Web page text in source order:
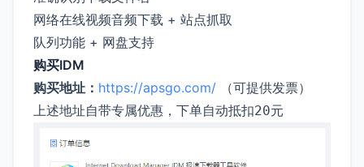
网络在线视频音频下载 + 站点抓取
队列功能 + 网盘支持
购买IDM
购买地址： https://apsgo.com/ （可提供发票）
上述地址自带专属优惠，下单自动抵扣20元